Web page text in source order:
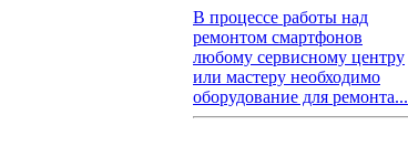
В процессе работы над
ремонтом смартфонов
любому сервисному центру
или мастеру необходимо
оборудование для ремонта...